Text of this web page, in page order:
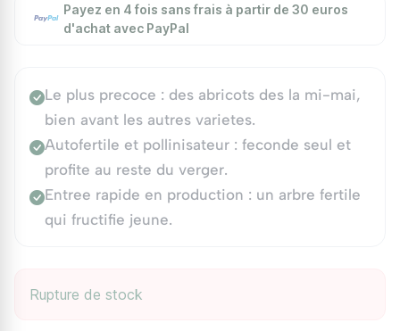
Payez en 4 fois sans frais à partir de 30 euros
d'achat avec PayPal
Le plus precoce : des abricots des la mi-mai,
bien avant les autres varietes.
Autofertile et pollinisateur : feconde seul et
profite au reste du verger.
Entree rapide en production : un arbre fertile
qui fructifie jeune.
Rupture de stock